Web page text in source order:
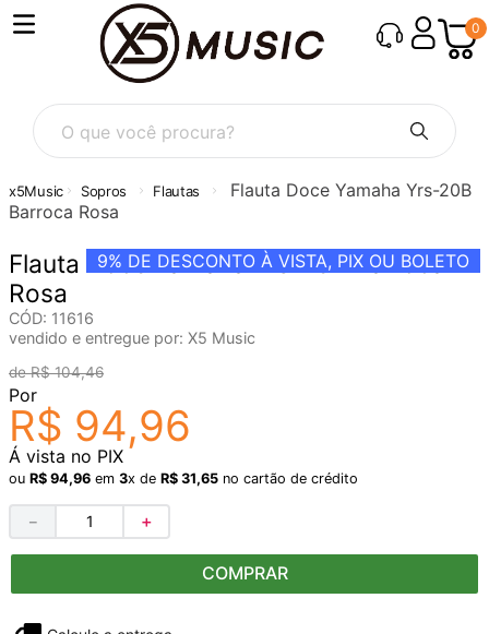
0
O que você procura?
Sopros Flautas
Flauta Doce Yamaha Yrs-20B
Barroca Rosa
9% DE DESCONTO À VISTA, PIX OU BOLETO
Flauta Doce Yamaha Yrs-20B Barroca
Rosa
CÓD: 11616
vendido e entregue por: X5 Music
R$ 104,46
Por
R$ 94,96
Á vista no PIX
ou R$ 94,96 em 3x de R$ 31,65 no cartão de crédito
＋
－
COMPRAR